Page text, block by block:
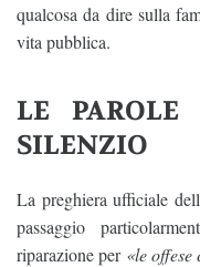
qualcosa da dire sulla
vita pubblica.
LE
SILENZIO
La preghiera ufficiale
passaggio
riparazione per «le